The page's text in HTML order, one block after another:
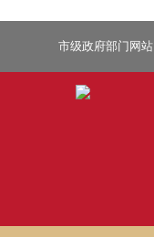
市级政府部门网站